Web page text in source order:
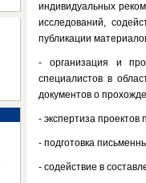
индивидуальных
исследований,
публикации
- организация и
специалистов в
документов о
- экспертиза проектов
- подготовка
- содействие в